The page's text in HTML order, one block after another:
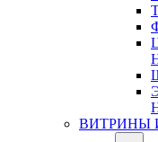
ВИТРИНЫ